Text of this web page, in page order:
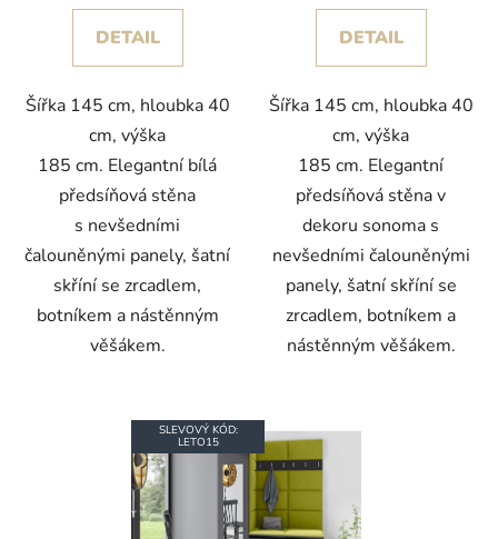
DETAIL
Šířka 145 cm, hloubka 40
cm, výška
185 cm. Elegantní bílá
předsíňová stěna
s nevšedními
čalouněnými panely, šatní
skříní se zrcadlem,
botníkem a nástěnným
věšákem.
DETAIL
Šířka 145 cm, hloubka 40
cm, výška
185 cm. Elegantní
předsíňová stěna v
dekoru sonoma s
nevšedními čalouněnými
panely, šatní skříní se
zrcadlem, botníkem a
nástěnným věšákem.
SLEVOVÝ KÓD:
LETO15